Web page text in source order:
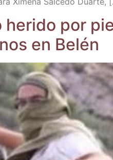
heri­do por
en Belén